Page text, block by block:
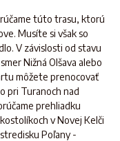
túto trasu, ktorú
Musíte si však so
V závislosti od stavu
Nižná Olšava alebo
môžete prenocovať
pri Turanoch nad
prehliadku
v Novej Kelči
Poľany -